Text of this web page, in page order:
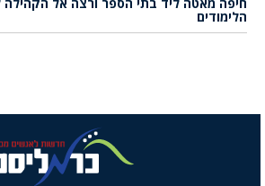
חיפה מאטה ליד בתי הספר ורצה אל
הלימודים